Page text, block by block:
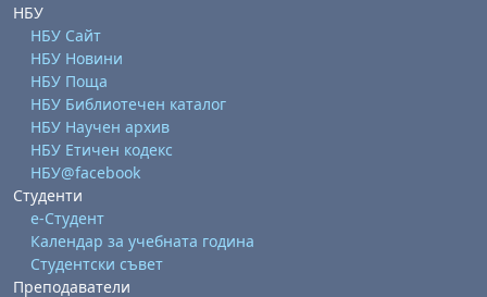
НБУ
НБУ Сайт
НБУ Новини
НБУ Поща
НБУ Библиотечен каталог
НБУ Научен архив
НБУ Етичен кодекс
НБУ@facebook
Студенти
е-Студент
Календар за учебната година
Студентски съвет
Преподаватели